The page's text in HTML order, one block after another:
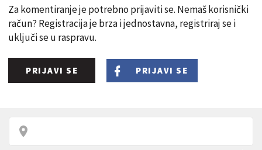
Za komentiranje je potrebno prijaviti se. Nemaš korisnički
račun? Registracija je brza i jednostavna, registriraj se i
uključi se u raspravu.
PRIJAVI SE PRIJAVI SE